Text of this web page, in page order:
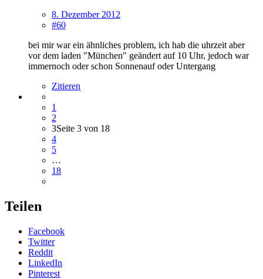
8. Dezember 2012
#60
bei mir war ein ähnliches problem, ich hab die uhrzeit aber
vor dem laden "München" geändert auf 10 Uhr, jedoch war
immernoch oder schon Sonnenauf oder Untergang
Zitieren
1
2
3Seite 3 von 18
4
5
…
18
Teilen
Facebook
Twitter
Reddit
LinkedIn
Pinterest